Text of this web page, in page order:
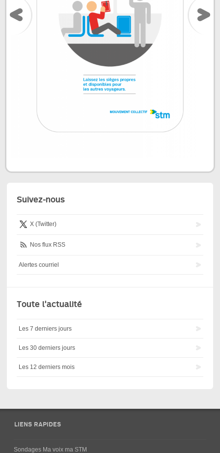
Suivez-nous
X (Twitter)
Nos flux RSS
Alertes courriel
Toute l'actualité
Les 7 derniers jours
Les 30 derniers jours
Les 12 derniers mois
LIENS RAPIDES
Sondages Ma voix ma STM